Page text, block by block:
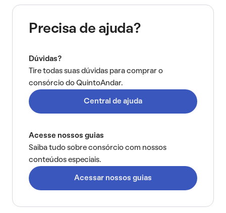
Precisa de ajuda?
Dúvidas?
Tire todas suas dúvidas para comprar o
consórcio do QuintoAndar.
Central de ajuda
Acesse nossos guias
Saiba tudo sobre consórcio com nossos
conteúdos especiais.
Acessar nossos guias